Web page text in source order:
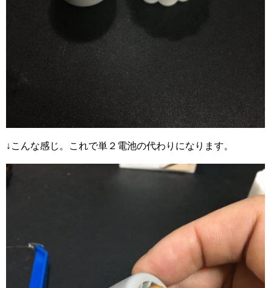
↓こんな感じ。これで単２電池の代わりになります。